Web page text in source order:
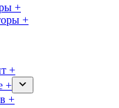
+
+
+
+
+